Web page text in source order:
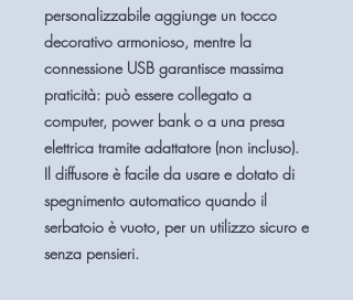
personalizzabile aggiunge un tocco
decorativo armonioso, mentre la
connessione USB garantisce massima
praticità: può essere collegato a
computer, power bank o a una presa
elettrica tramite adattatore (non incluso).
Il diffusore è facile da usare e dotato di
spegnimento automatico quando il
serbatoio è vuoto, per un utilizzo sicuro e
senza pensieri.